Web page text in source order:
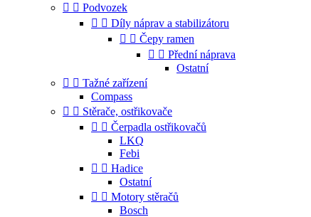
  Podvozek
  Díly náprav a stabilizátoru
  Čepy ramen
  Přední náprava
Ostatní
  Tažné zařízení
Compass
  Stěrače, ostřikovače
  Čerpadla ostřikovačů
LKQ
Febi
  Hadice
Ostatní
  Motory stěračů
Bosch